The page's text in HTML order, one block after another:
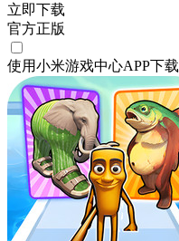
立即下载
官方正版
使用小米游戏中心APP下载